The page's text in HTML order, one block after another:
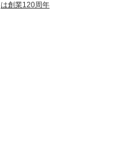
は創業120周年